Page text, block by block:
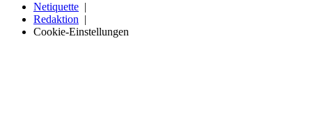
Netiquette
Redaktion
Cookie-Einstellungen